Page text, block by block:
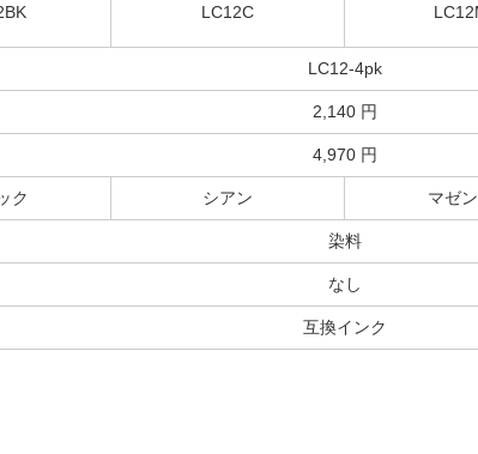
評価：
東京都のお客様
LC12M(マゼンタ大容量)ブラザー[brother]互
プリンター：ブラザーMFC-J860DN
上手く装着出来ないです
硬くてなかなか装着出来なくて何とか
らない、無理矢理閉めましたがふたが曲
4.3
神奈川県のお客様
LC12BK(ブラック大容量)ブラザー[brother]互
M/Y) ブラザー[brother]互換
インクカートリッジ
4,240 円